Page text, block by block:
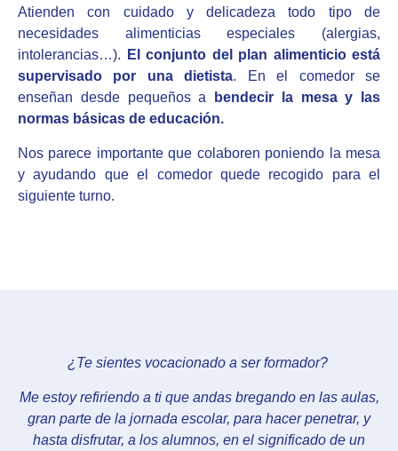
Atienden con cuidado y delicadeza todo tipo de
necesidades alimenticias especiales (alergias,
intolerancias…).
El conjunto del plan alimenticio está
supervisado por una dietista. En el comedor se
enseñan desde pequeños a
bendecir la mesa y las
normas básicas de educación.
Nos parece importante que colaboren poniendo la mesa
y ayudando que el comedor quede recogido para el
siguiente turno.
¿Te sientes vocacionado a ser formador?
Me estoy refiriendo a ti que andas bregando en las aulas,
gran parte de la jornada escolar, para hacer penetrar, y
hasta disfrutar, a los alumnos, en el significado de un